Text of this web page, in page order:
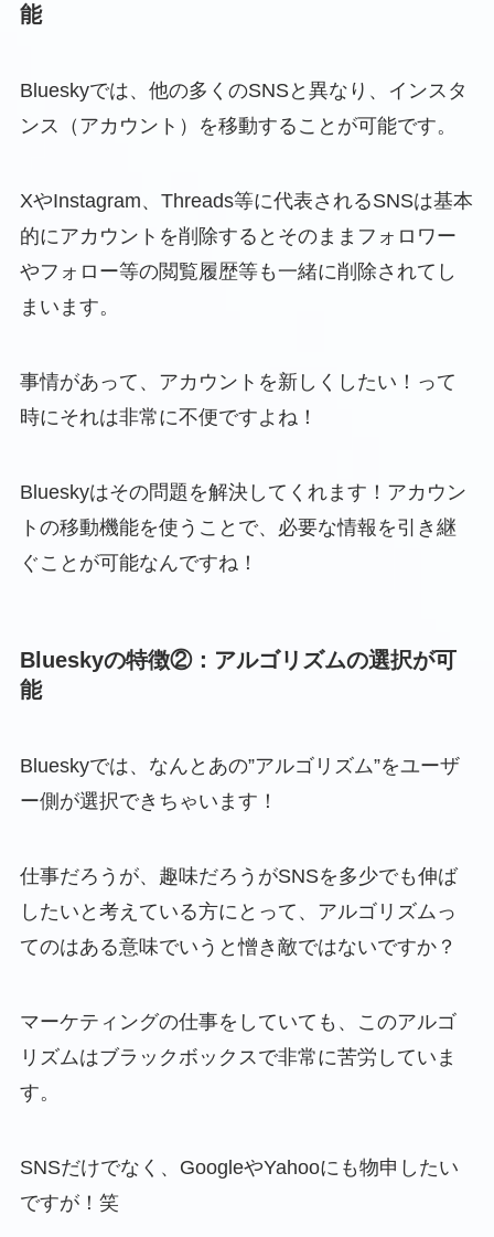
能
Blueskyでは、他の多くのSNSと異なり、インスタ
ンス（アカウント）を移動することが可能です。
XやInstagram、Threads等に代表されるSNSは基本
的にアカウントを削除するとそのままフォロワー
やフォロー等の閲覧履歴等も一緒に削除されてし
まいます。
事情があって、アカウントを新しくしたい！って
時にそれは非常に不便ですよね！
Blueskyはその問題を解決してくれます！アカウン
トの移動機能を使うことで、必要な情報を引き継
ぐことが可能なんですね！
Blueskyの特徴②：アルゴリズムの選択が可
能
Blueskyでは、なんとあの”アルゴリズム”をユーザ
ー側が選択できちゃいます！
仕事だろうが、趣味だろうがSNSを多少でも伸ば
したいと考えている方にとって、アルゴリズムっ
てのはある意味でいうと憎き敵ではないですか？
マーケティングの仕事をしていても、このアルゴ
リズムはブラックボックスで非常に苦労していま
す。
SNSだけでなく、GoogleやYahooにも物申したい
ですが！笑